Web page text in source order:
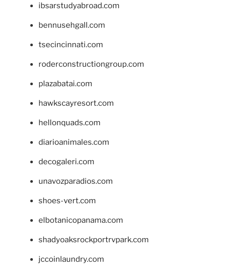
ibsarstudyabroad.com
bennusehgall.com
tsecincinnati.com
roderconstructiongroup.com
plazabatai.com
hawkscayresort.com
hellonquads.com
diarioanimales.com
decogaleri.com
unavozparadios.com
shoes-vert.com
elbotanicopanama.com
shadyoaksrockportrvpark.com
jccoinlaundry.com